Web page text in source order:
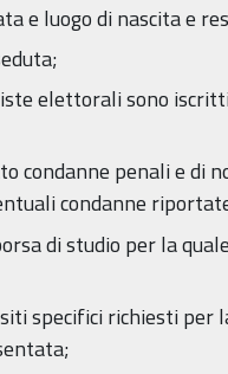
e luogo di nascita e
elettorali sono
condanne penali e di
condanne
di studio per la
specifici richiesti per